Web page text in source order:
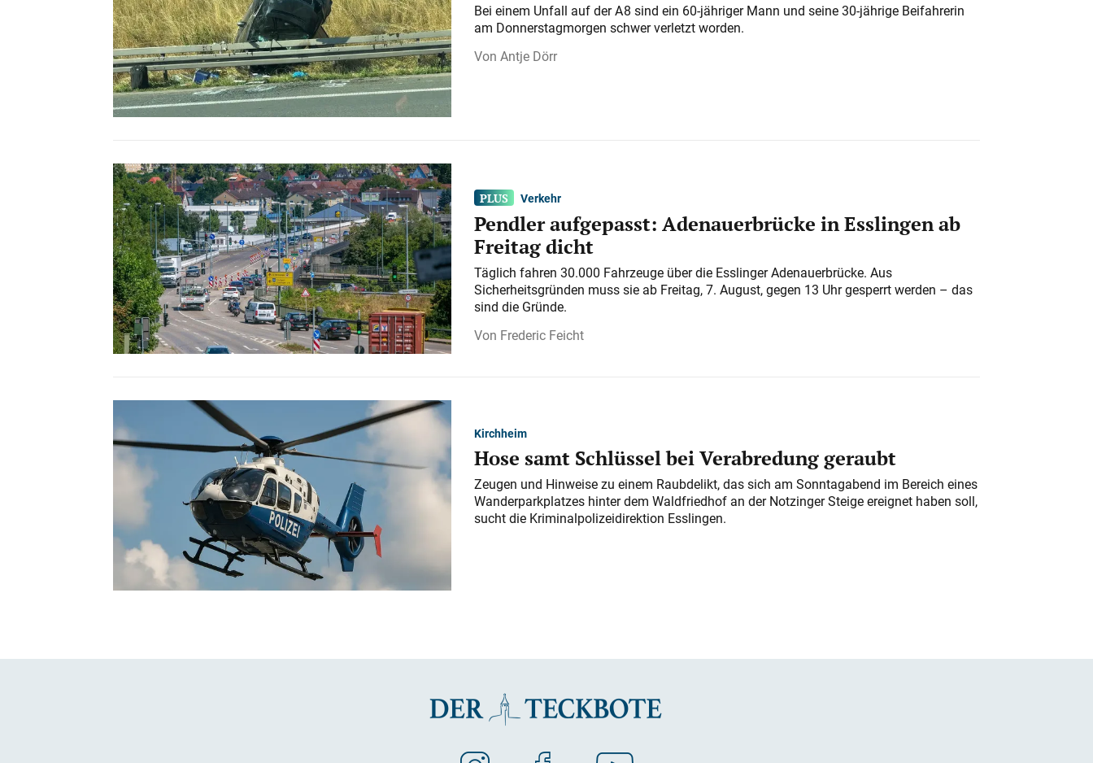
Bei einem Unfall auf der A 8 sind ein 60-jähriger Mann und seine 30-jährige Beifahrerin
am Donnerstagmorgen schwer verletzt worden.
Antje Dörr
Verkehr
Pendler aufgepasst: Adenauerbrücke in Esslingen ab
Freitag dicht
Täglich fahren 30.000 Fahrzeuge über die Esslinger Adenauerbrücke. Aus
Sicherheitsgründen muss sie ab Freitag, 7. August, gegen 13 Uhr gesperrt werden – das
sind die Gründe.
Frederic Feicht
Kirchheim
Hose samt Schlüssel bei Verabredung geraubt
Zeugen und Hinweise zu einem Raubdelikt, das sich am Sonntagabend im Bereich eines
Wanderparkplatzes hinter dem Waldfriedhof an der Notzinger Steige ereignet haben soll,
sucht die Kriminalpolizeidirektion Esslingen.